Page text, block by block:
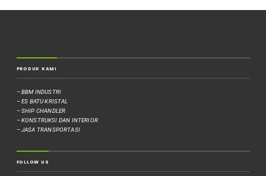
PRODUK KAMI
– BBM INDUSTRI
– ES BATU KRISTAL
– SHIP CHANDLER
– KONSTRUKSI DAN INTERIOR
– JASA TRANSPORTASI
FOLLOW US